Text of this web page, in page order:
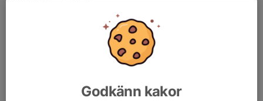
2009 F96 Hällaryd/Märserums IF
2009 P00 Högadals ISGodkänn kakor